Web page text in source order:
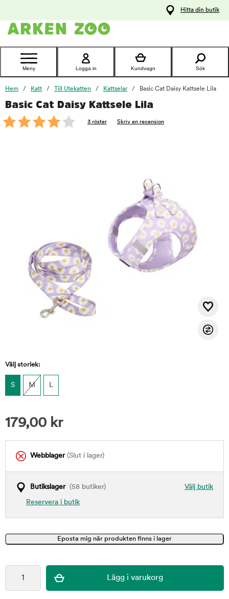
Kontakta
Hitta din butik
Meny Logga in Kundvagn Sök
Hem Katt Till Utekatten Kattselar Basic Cat Daisy Kattsele Lila
Basic Cat Daisy Kattsele Lila
3 röster Skriv en recension
Välj storlek:
S M L
179,00 kr
Webblager(Slut i lager)
Välj butik
Butikslager(58 butiker)
Reservera i butik
foo